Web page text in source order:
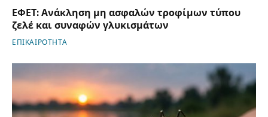
ΕΦΕΤ: Ανάκληση μη ασφαλών τροφίμων τύπου
ζελέ και συναφών γλυκισμάτων
ΕΠΙΚΑΙΡΟΤΗΤΑ